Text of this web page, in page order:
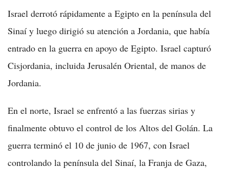
Israel derrotó rápidamente a Egipto en la península del
Sinaí y luego dirigió su atención a Jordania, que había
entrado en la guerra en apoyo de Egipto. Israel capturó
Cisjordania, incluida Jerusalén Oriental, de manos de
Jordania.
En el norte, Israel se enfrentó a las fuerzas sirias y
finalmente obtuvo el control de los Altos del Golán. La
guerra terminó el 10 de junio de 1967, con Israel
controlando la península del Sinaí, la Franja de Gaza,